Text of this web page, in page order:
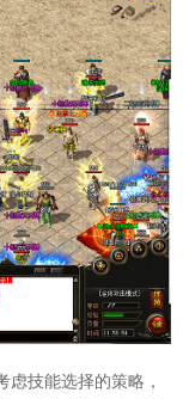
虑技能选择的策略，